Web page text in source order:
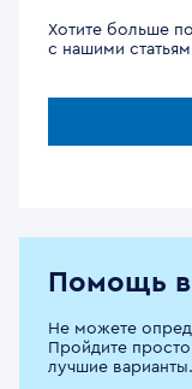
Хотите больше
с нашими
Помощь
Не можете
Пройдите
лучшие варианты.